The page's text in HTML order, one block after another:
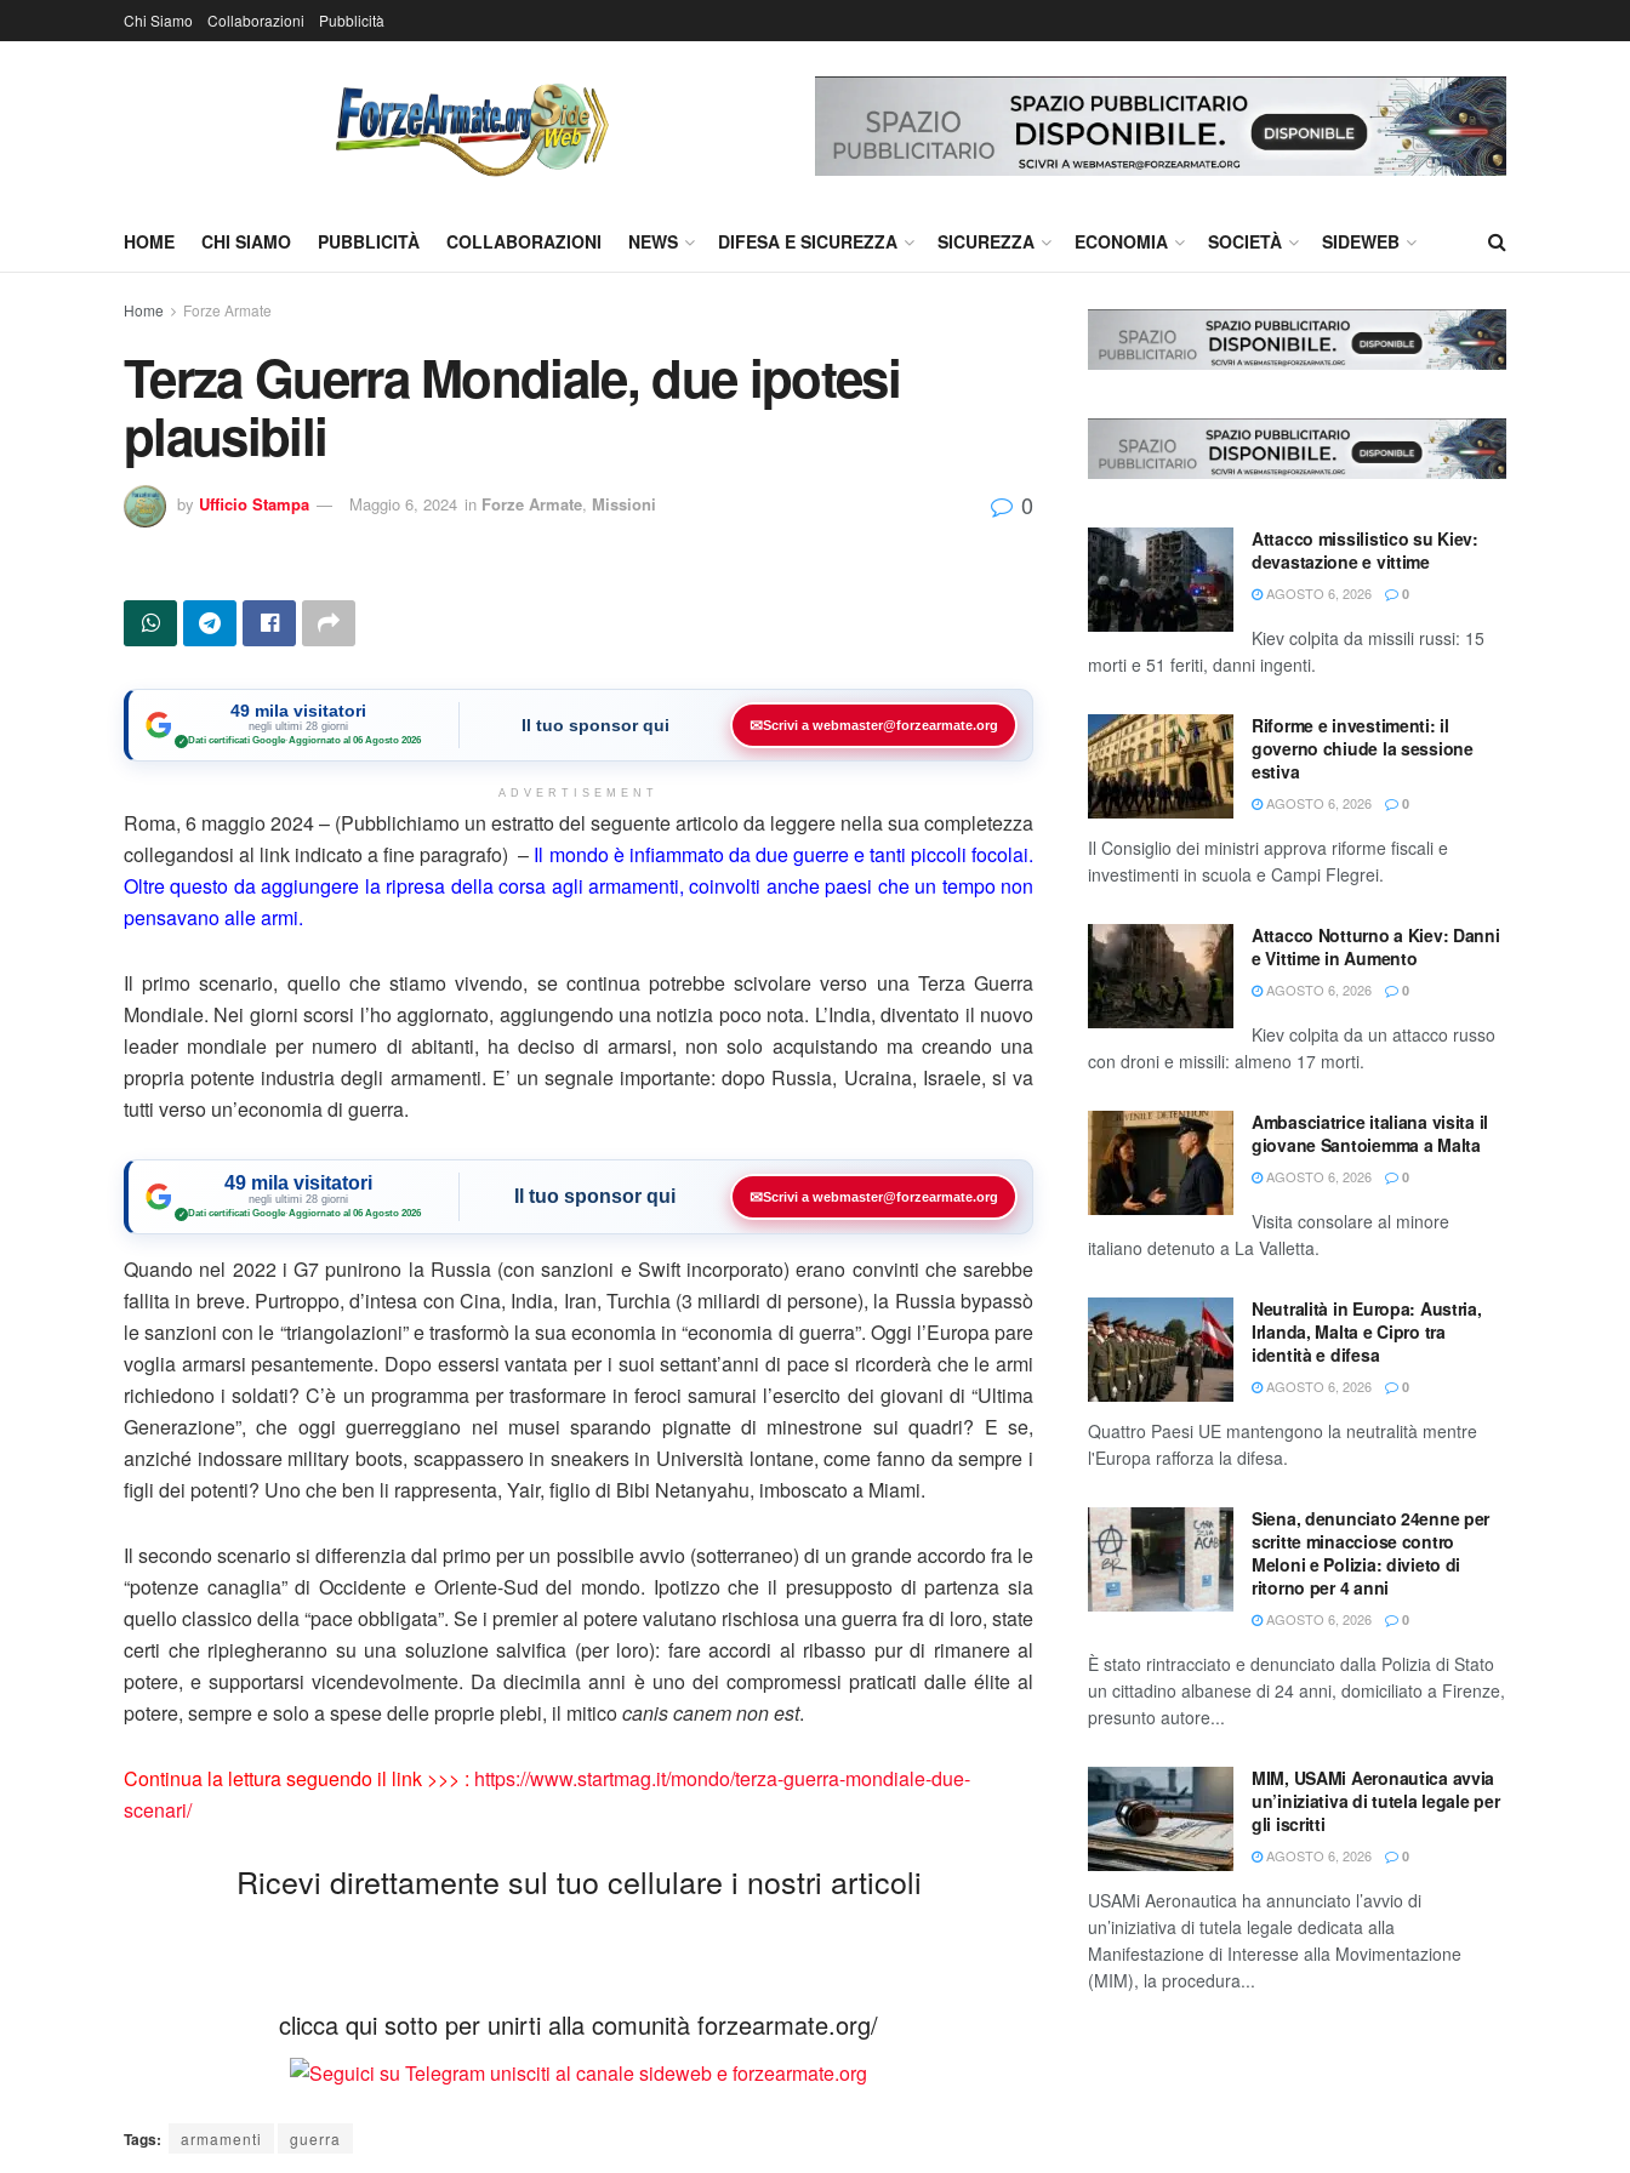
Chi Siamo Collaborazioni Pubblicità
HOME CHI SIAMO PUBBLICITÀ COLLABORAZIONI NEWS DIFESA E SICUREZZA SICUREZZA ECONOMIA SOCIETÀ SIDEWEB
Home Forze Armate
Terza Guerra Mondiale, due ipotesi
plausibili
by Ufficio Stampa Maggio 6, 2024 in Forze Armate, Missioni 0
49 mila visitatori
negli ultimi 28 giorni
✓ Dati certificati Google·Aggiornato al 06 Agosto 2026
Il tuo sponsor qui ✉Scrivi a webmaster@forzearmate.org
ADVERTISEMENT
Roma, 6 maggio 2024 – (Pubblichiamo un estratto del seguente articolo da leggere nella sua completezza
collegandosi al link indicato a fine paragrafo) – Il mondo è infiammato da due guerre e tanti piccoli focolai.
Oltre questo da aggiungere la ripresa della corsa agli armamenti, coinvolti anche paesi che un tempo non
pensavano alle armi.
Il primo scenario, quello che stiamo vivendo, se continua potrebbe scivolare verso una Terza Guerra
Mondiale. Nei giorni scorsi l’ho aggiornato, aggiungendo una notizia poco nota. L’India, diventato il nuovo
leader mondiale per numero di abitanti, ha deciso di armarsi, non solo acquistando ma creando una
propria potente industria degli armamenti. E’ un segnale importante: dopo Russia, Ucraina, Israele, si va
tutti verso un’economia di guerra.
49 mila visitatori
negli ultimi 28 giorni
✓ Dati certificati Google·Aggiornato al 06 Agosto 2026
Il tuo sponsor qui ✉Scrivi a webmaster@forzearmate.org
Quando nel 2022 i G7 punirono la Russia (con sanzioni e Swift incorporato) erano convinti che sarebbe
fallita in breve. Purtroppo, d’intesa con Cina, India, Iran, Turchia (3 miliardi di persone), la Russia bypassò
le sanzioni con le “triangolazioni” e trasformò la sua economia in “economia di guerra”. Oggi l’Europa pare
voglia armarsi pesantemente. Dopo essersi vantata per i suoi settant’anni di pace si ricorderà che le armi
richiedono i soldati? C’è un programma per trasformare in feroci samurai l’esercito dei giovani di “Ultima
Generazione”, che oggi guerreggiano nei musei sparando pignatte di minestrone sui quadri? E se,
anziché indossare military boots, scappassero in sneakers in Università lontane, come fanno da sempre i
figli dei potenti? Uno che ben li rappresenta, Yair, figlio di Bibi Netanyahu, imboscato a Miami.
Il secondo scenario si differenzia dal primo per un possibile avvio (sotterraneo) di un grande accordo fra le
“potenze canaglia” di Occidente e Oriente-Sud del mondo. Ipotizzo che il presupposto di partenza sia
quello classico della “pace obbligata”. Se i premier al potere valutano rischiosa una guerra fra di loro, state
certi che ripiegheranno su una soluzione salvifica (per loro): fare accordi al ribasso pur di rimanere al
potere, e supportarsi vicendevolmente. Da diecimila anni è uno dei compromessi praticati dalle élite al
potere, sempre e solo a spese delle proprie plebi, il miticocanis canem non est.
Continua la lettura seguendo il link >>> : https://www.startmag.it/mondo/terza-guerra-mondiale-due-
scenari/
Ricevi direttamente sul tuo cellulare i nostri articoli
clicca qui sotto per unirti alla comunità forzearmate.org/
Tags: armamenti guerra
Attacco missilistico su Kiev:
devastazione e vittime
AGOSTO 6, 2026 0
Kiev colpita da missili russi: 15
morti e 51 feriti, danni ingenti.
Riforme e investimenti: il
governo chiude la sessione
estiva
AGOSTO 6, 2026 0
Il Consiglio dei ministri approva riforme fiscali e
investimenti in scuola e Campi Flegrei.
Attacco Notturno a Kiev: Danni
e Vittime in Aumento
AGOSTO 6, 2026 0
Kiev colpita da un attacco russo
con droni e missili: almeno 17 morti.
Ambasciatrice italiana visita il
giovane Santoiemma a Malta
AGOSTO 6, 2026 0
Visita consolare al minore
italiano detenuto a La Valletta.
Neutralità in Europa: Austria,
Irlanda, Malta e Cipro tra
identità e difesa
AGOSTO 6, 2026 0
Quattro Paesi UE mantengono la neutralità mentre
l'Europa rafforza la difesa.
Siena, denunciato 24enne per
scritte minacciose contro
Meloni e Polizia: divieto di
ritorno per 4 anni
AGOSTO 6, 2026 0
È stato rintracciato e denunciato dalla Polizia di Stato
un cittadino albanese di 24 anni, domiciliato a Firenze,
presunto autore...
MIM, USAMi Aeronautica avvia
un’iniziativa di tutela legale per
gli iscritti
AGOSTO 6, 2026 0
USAMi Aeronautica ha annunciato l’avvio di
un’iniziativa di tutela legale dedicata alla
Manifestazione di Interesse alla Movimentazione
(MIM), la procedura...